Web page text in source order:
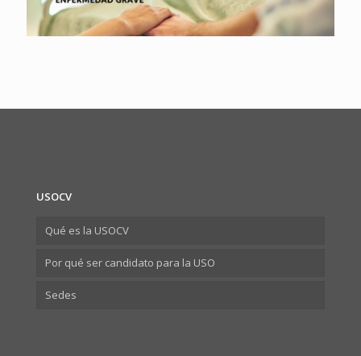
USOCV
Qué es la USOCV
Por qué ser candidato para la USO
Sedes